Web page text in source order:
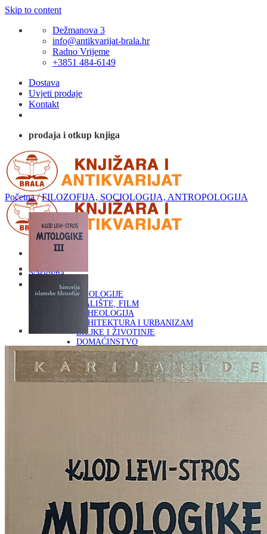
Skip to content
Dežmanova 3
info@antikvarijat-brala.hr
Radno Vrijeme
+3851 484-6149
Dostava
Uvjeti prodaje
Kontakt
prodaja i otkup knjiga
Naslovna
KNJIGE
OD ARHEOLOGIJE
DO KAZALIŠTE, FILM
ARHEOLOGIJA
ARHITEKTURA I URBANIZAM
BILJKE I ŽIVOTINJE
DOMAĆINSTVO
ENCIKLOPEDIJE I LEKSIKONI
ETNOLOGIJA
FILOZOFIJA, SOCIOLOGIJA, ANTROPOLOGIJA
FOTOGRAFIJA
MITOLOGIJA
POVIJEST I PUBLICISTIKA
PRIRODNE ZNANOSTI
PSIHOLOGIJA, POPULARNA PSIHOLOGIJA,
RAZNO
RELIGIJA
OD RJEČNIKA
Početna / FILOZOFIJA, SOCIOLOGIJA, ANTROPOLOGIJA